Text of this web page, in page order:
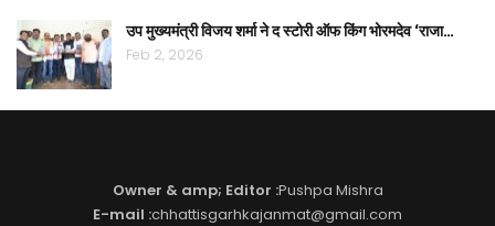
उप मुख्यमंत्री विजय शर्मा ने द स्टोरी ऑफ किंग भोरमदेव ‘राजा…
Feb 2, 2026
Owner & amp; Editor :Pushpa Mishra
E-mail :chhattisgarhkajanmat@gmail.com